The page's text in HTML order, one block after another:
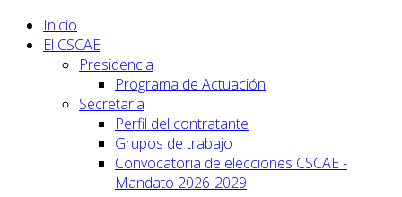
Inicio
El CSCAE
Presidencia
Programa de Actuación
Secretaría
Perfil del contratante
Grupos de trabajo
Convocatoria de elecciones CSCAE -
Mandato 2026-2029